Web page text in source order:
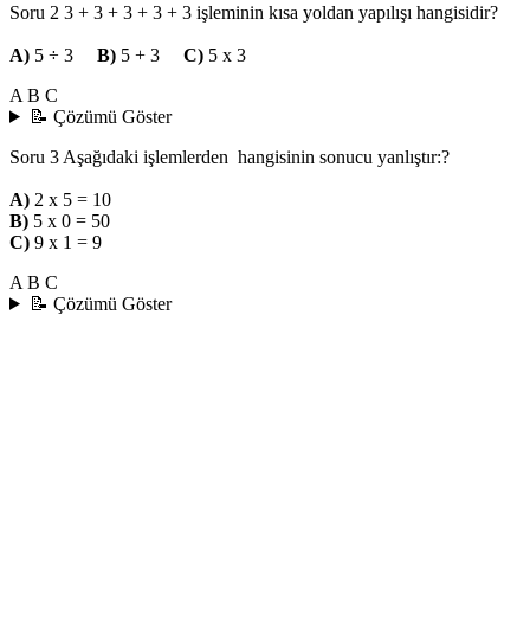
Soru 2 3 + 3 + 3 + 3 + 3 işleminin kısa yoldan yapılışı hangisidir?
A) 5 ÷ 3 B) 5 + 3 C) 5 x 3
A B C
📝 Çözümü Göster
Soru 3 Aşağıdaki işlemlerden hangisinin sonucu yanlıştır:?
A) 2 x 5 = 10
B) 5 x 0 = 50
C) 9 x 1 = 9
A B C
📝 Çözümü Göster